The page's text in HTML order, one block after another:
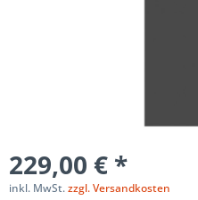
229,00 € *
inkl. MwSt.zzgl. Versandkosten